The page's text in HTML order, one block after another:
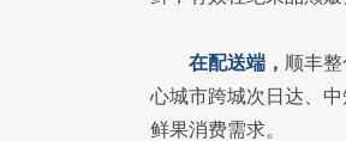
在配送端， 顺丰
心城市跨城次日达、
鲜果消费需求。